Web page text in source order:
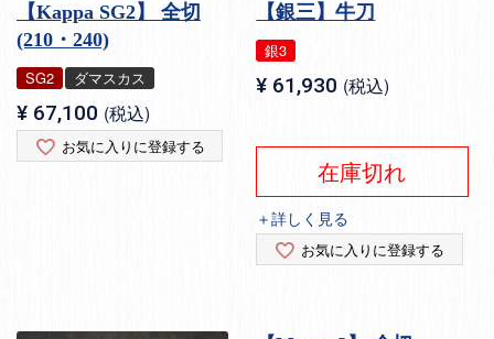
【Kappa SG2】 全切
(210・240)
SG2 ダマスカス
¥ 67,100 税込
お気に入りに登録する
【銀三】牛刀
銀3
¥ 61,930 税込
在庫切れ
＋詳しく見る
お気に入りに登録する